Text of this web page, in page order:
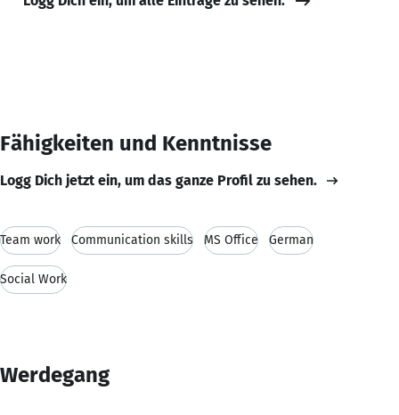
Fähigkeiten und Kenntnisse
Logg Dich jetzt ein, um das ganze Profil zu sehen.
Team work Communication skills MS Office German
Social Work
Werdegang